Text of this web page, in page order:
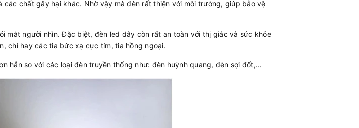
chất gây hại khác. Nhờ vậy mà đèn rất thiện với môi trường, giúp bảo vệ
mắt người nhìn. Đặc biệt, đèn led dây còn rất an toàn với thị giác và sức khỏe
chì hay các tia bức xạ cực tím, tia hồng ngoại.
hẳn so với các loại đèn truyền thống như: đèn huỳnh quang, đèn sợi đốt,...